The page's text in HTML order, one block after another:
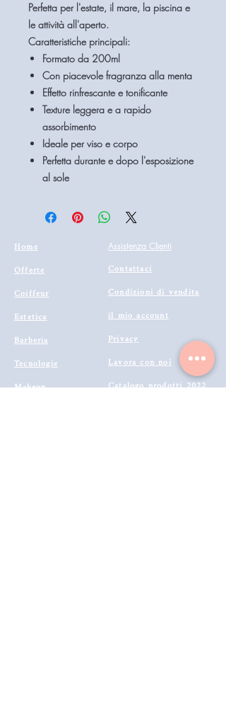
Perfetta per l'estate, il mare, la piscina e
le attività all'aperto.
Caratteristiche principali:
Formato da 200ml
Con piacevole fragranza alla menta
Effetto rinfrescante e tonificante
Texture leggera e a rapido
assorbimento
Ideale per viso e corpo
Perfetta durante e dopo l'esposizione
al sole
Home
Offerte
Coiffeur
Estetica
Barberia
Tecnologie
Makeup
Assistenza Clienti
Contattaci
Condizioni di vendita
il mio account
Privacy
Lavora con noi
Catalogo prodotti 2022